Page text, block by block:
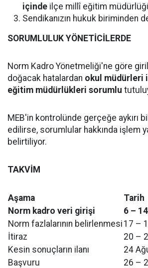
içinde ilçe millî eğitim
Sendikanızın hukuk biriminden
SORUMLULUK YÖNETİCİLERDE
Norm Kadro Yönetmeliği'ne göre
doğacak hatalardan okul
eğitim müdürlükleri sorumlu
MEB'in kontrolünde gerçeğe aykırı
edilirse, sorumlular hakkında işlem
belirtiliyor.
TAKVİM
Aşama
Tarih
Norm kadro veri girişi
6 –
Norm fazlalarının belirlenmesi 17 –
İtiraz
20 –
Kesin sonuçların ilanı
24
Başvuru
26 –